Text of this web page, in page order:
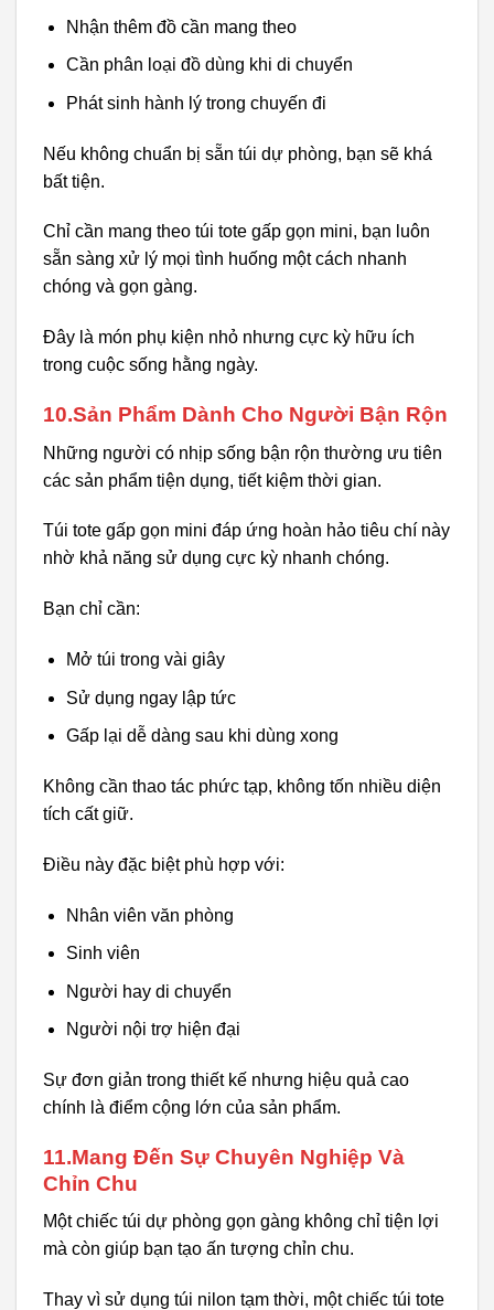
Nhận thêm đồ cần mang theo
Cần phân loại đồ dùng khi di chuyển
Phát sinh hành lý trong chuyến đi
Nếu không chuẩn bị sẵn túi dự phòng, bạn sẽ khá
bất tiện.
Chỉ cần mang theo túi tote gấp gọn mini, bạn luôn
sẵn sàng xử lý mọi tình huống một cách nhanh
chóng và gọn gàng.
Đây là món phụ kiện nhỏ nhưng cực kỳ hữu ích
trong cuộc sống hằng ngày.
10.Sản Phẩm Dành Cho Người Bận Rộn
Những người có nhịp sống bận rộn thường ưu tiên
các sản phẩm tiện dụng, tiết kiệm thời gian.
Túi tote gấp gọn mini đáp ứng hoàn hảo tiêu chí này
nhờ khả năng sử dụng cực kỳ nhanh chóng.
Bạn chỉ cần:
Mở túi trong vài giây
Sử dụng ngay lập tức
Gấp lại dễ dàng sau khi dùng xong
Không cần thao tác phức tạp, không tốn nhiều diện
tích cất giữ.
Điều này đặc biệt phù hợp với:
Nhân viên văn phòng
Sinh viên
Người hay di chuyển
Người nội trợ hiện đại
Sự đơn giản trong thiết kế nhưng hiệu quả cao
chính là điểm cộng lớn của sản phẩm.
11.Mang Đến Sự Chuyên Nghiệp Và
Chỉn Chu
Một chiếc túi dự phòng gọn gàng không chỉ tiện lợi
mà còn giúp bạn tạo ấn tượng chỉn chu.
Thay vì sử dụng túi nilon tạm thời, một chiếc túi tote